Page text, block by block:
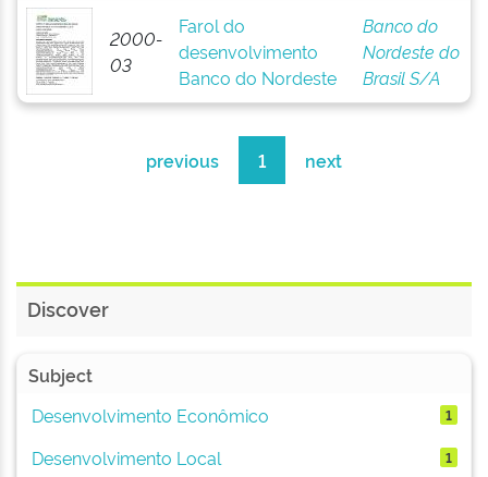
2000-
03
Farol do
desenvolvimento
Banco do Nordeste
Banco do
Nordeste do
Brasil S/A
previous 1 next
Discover
Subject
Desenvolvimento Econômico
1
Desenvolvimento Local 1